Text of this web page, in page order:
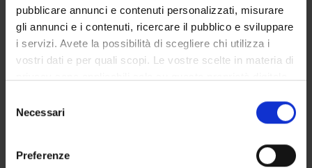
pubblicare annunci e contenuti personalizzati, misurare
gli annunci e i contenuti, ricercare il pubblico e sviluppare
i servizi. Avete la possibilità di scegliere chi utilizza i
vostri dati e per quali scopi. Le vostre scelte in materia di
modificare o revocare il proprio consenso in qualsiasi
momento dalla Dichiarazione sui cookie o facendo clic
delNecessari
Preferenze
Thesis and internship proposals
Governing bodies
Faculty staff
Scholarships and Grants
Housing service